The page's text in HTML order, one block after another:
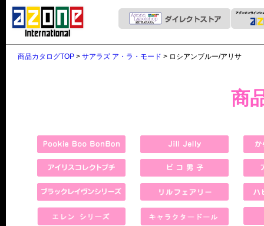
商品カタログTOP > サアラズ ア・ラ・モード > ロシアンブルー/アリサ
商